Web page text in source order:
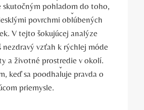
skutočným pohľadom do toho,
povrchmi obľúbených
V tejto šokujúcej analýze
nezdravý vzťah k rýchlej móde
a životné prostredie v okolí.
keď sa poodhaľuje pravda o
priemysle.